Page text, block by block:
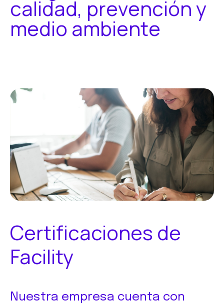
calidad, prevencióny
medio ambiente
Certificaciones de
Facility
Nuestra empresa cuenta con